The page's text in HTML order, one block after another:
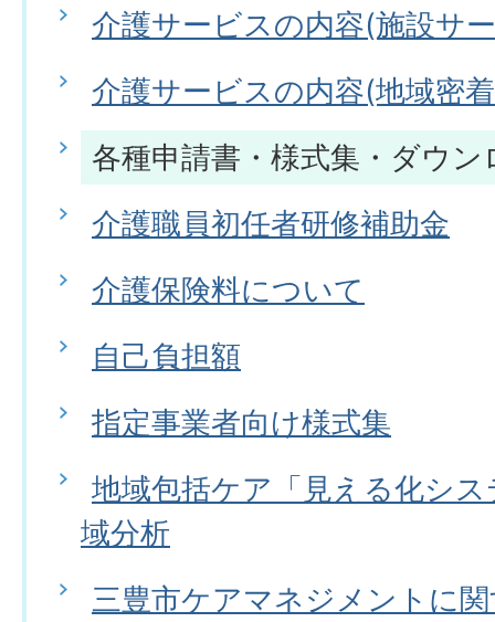
介護サービスの内容(施設サ
介護サービスの内容(地域密
各種申請書・様式集・ダウン
介護職員初任者研修補助金
介護保険料について
自己負担額
指定事業者向け様式集
地域包括ケア「見える化シ
域分析
三豊市ケアマネジメントに